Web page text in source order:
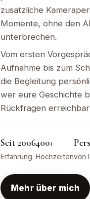
zusätzliche
Momente, ohne den
unterbrechen.
Vom ersten
Aufnahme bis zum
die Begleitung
wer eure Geschichte
Rückfragen
Seit 2006
Erfahrung
400+
Hochzeitenvon
Mehr über mich